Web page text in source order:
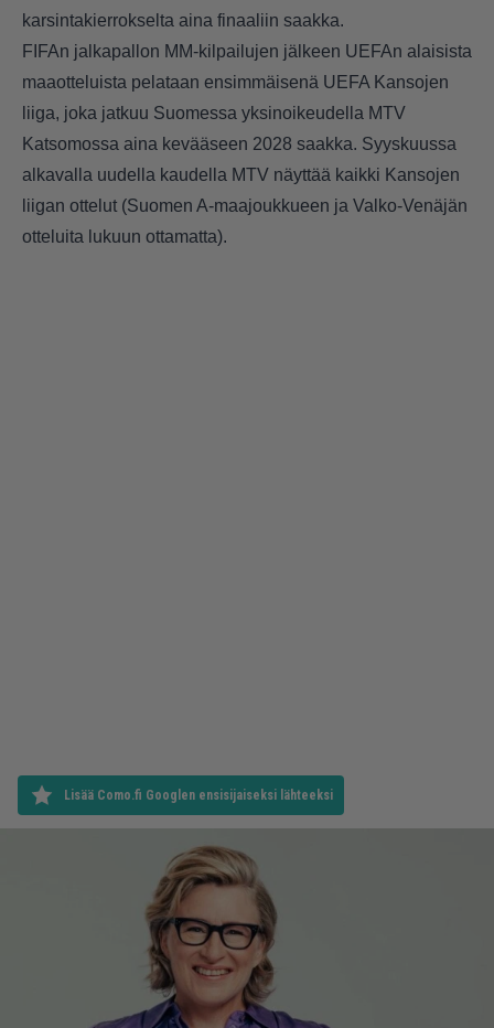
karsintakierrokselta aina finaaliin saakka.
FIFAn jalkapallon MM-kilpailujen jälkeen UEFAn alaisista
maaotteluista pelataan ensimmäisenä UEFA Kansojen
liiga, joka jatkuu Suomessa yksinoikeudella MTV
Katsomossa aina kevääseen 2028 saakka. Syyskuussa
alkavalla uudella kaudella MTV näyttää kaikki Kansojen
liigan ottelut (Suomen A-maajoukkueen ja Valko-Venäjän
otteluita lukuun ottamatta).
Lisää Como.fi Googlen ensisijaiseksi lähteeksi